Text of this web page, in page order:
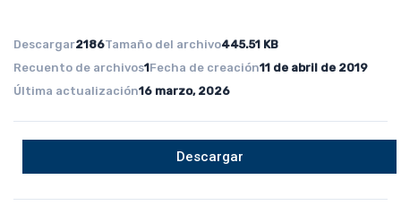
Descargar2186Tamaño del archivo445.51 KB
Recuento de archivos1Fecha de creación11 de abril de 2019
Última actualización16 marzo, 2026
Descargar